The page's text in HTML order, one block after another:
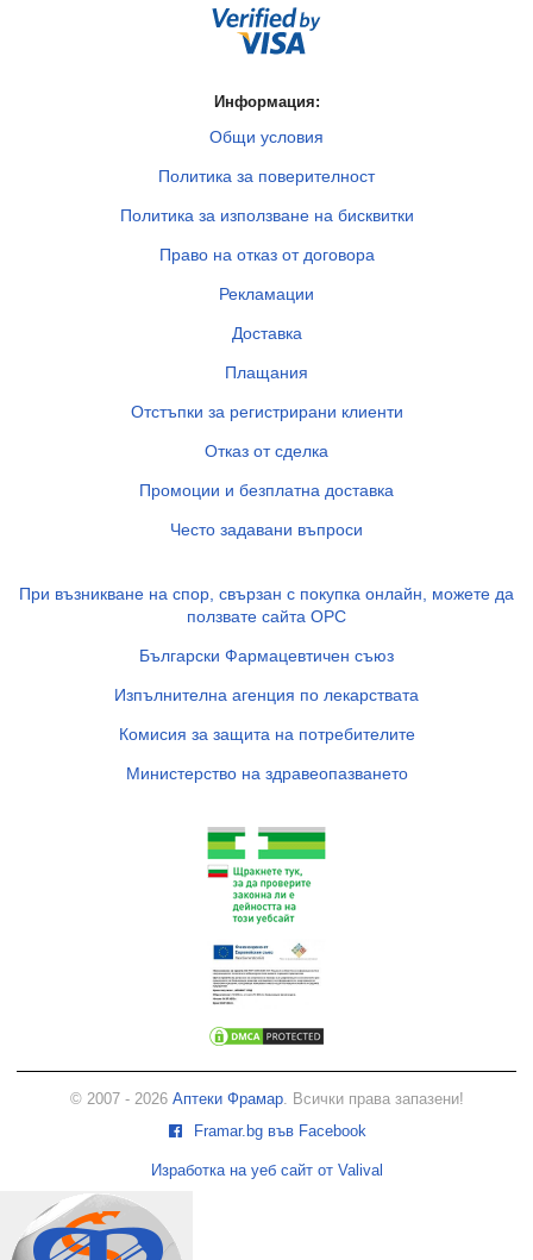
Информация:
Общи условия
Политика за поверителност
Политика за използване на бисквитки
Право на отказ от договора
Рекламации
Доставка
Плащания
Отстъпки за регистрирани клиенти
Отказ от сделка
Промоции и безплатна доставка
Често задавани въпроси
При възникване на спор, свързан с покупка онлайн, можете да
ползвате сайта ОРС
Български Фармацевтичен съюз
Изпълнителна агенция по лекарствата
Комисия за защита на потребителите
Министерство на здравеопазването
© 2007 - 2026 Аптеки Фрамар. Всички права запазени!
Framar.bg във Facebook
Изработка на уеб сайт от Valival